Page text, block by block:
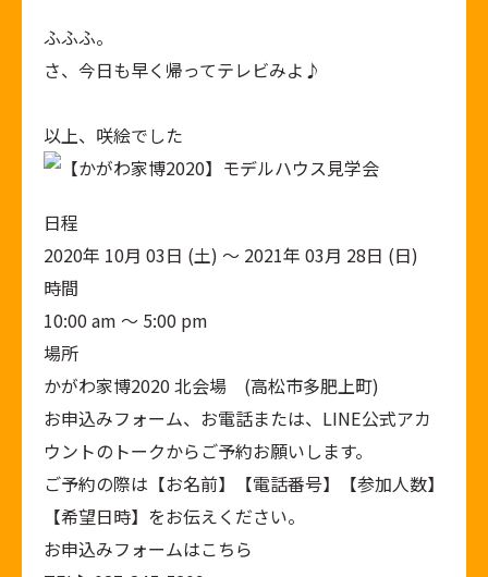
ふふふ。
さ、今日も早く帰ってテレビみよ♪
以上、咲絵でした
日程
2020年 10月 03日 (土) ～ 2021年 03月 28日 (日)
時間
10:00 am ～ 5:00 pm
場所
かがわ家博2020 北会場 (高松市多肥上町)
お申込みフォーム、お電話または、LINE公式アカ
ウントのトークからご予約お願いします。
ご予約の際は 【お名前】 【電話番号】
【参加人数】
【希望日時】をお伝えください。
お申込みフォームはこちら